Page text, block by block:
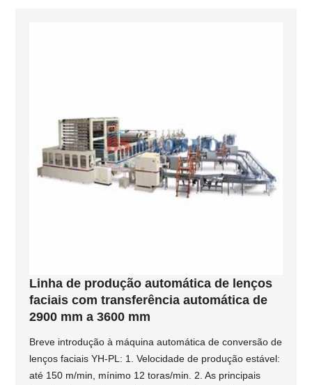
Linha de produção automática de lenços
faciais com transferência automática de
2900 mm a 3600 mm
Breve introdução à máquina automática de conversão de
lenços faciais YH-PL: 1. Velocidade de produção estável:
até 150 m/min, mínimo 12 toras/min. 2. As principais